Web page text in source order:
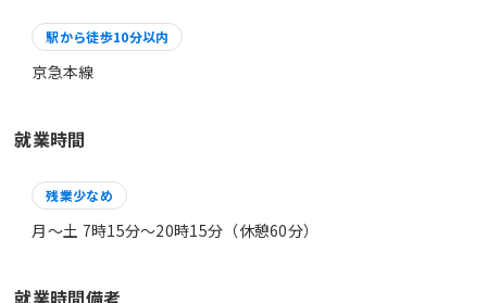
駅から徒歩10分以内
京急本線
就業時間
残業少なめ
月～土 7時15分〜20時15分（休憩60分）
就業時間備考